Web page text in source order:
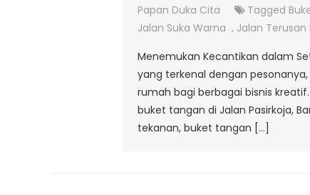
Papan Duka Cita
Tagged
Jalan Suka Warna , Jalan Terusan
Menemukan Kecantikan dalam
yang terkenal dengan
rumah bagi berbagai bisnis
buket tangan di Jalan Pasirkoja,
tekanan, buket tangan […]